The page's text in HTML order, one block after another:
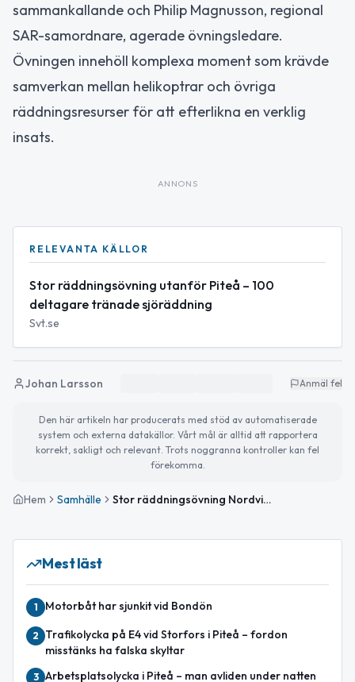
sammankallande och Philip Magnusson, regional
SAR-samordnare, agerade övningsledare.
Övningen innehöll komplexa moment som krävde
samverkan mellan helikoptrar och övriga
räddningsresurser för att efterlikna en verklig
insats.
ANNONS
RELEVANTA KÄLLOR
Stor räddningsövning utanför Piteå – 100
deltagare tränade sjöräddning
Svt.se
Johan Larsson Anmäl fel
Den här artikeln har producerats med stöd av automatiserade
system och externa datakällor. Vårt mål är alltid att rapportera
korrekt, sakligt och relevant. Trots noggranna kontroller kan fel
förekomma.
Hem Samhälle Stor räddningsövning Nordvind 2026 utanför Piteå
Mest läst
1 Motorbåt har sjunkit vid Bondön
2
Trafikolycka på E4 vid Storfors i Piteå – fordon
misstänks ha falska skyltar
3 Arbetsplatsolycka i Piteå – man avliden under natten